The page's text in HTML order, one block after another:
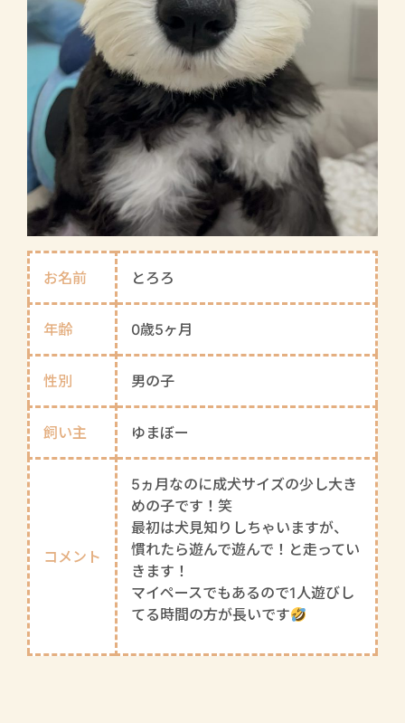
お名前 とろろ
年齢 0歳5ヶ月
性別 男の子
飼い主 ゆまぼー
コメント
5ヵ月なのに成犬サイズの少し大き
めの子です！笑
最初は犬見知りしちゃいますが、
慣れたら遊んで遊んで！と走ってい
きます！
マイペースでもあるので1人遊びし
てる時間の方が長いです